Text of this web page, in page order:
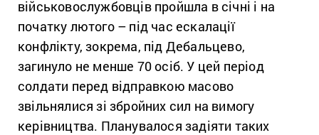
військовослужбовців пройшла в січні і на
початку лютого – під час ескалації
конфлікту, зокрема, під Дебальцево,
загинуло не менше 70 осіб. У цей період
солдати перед відправкою масово
звільнялися зі збройних сил на вимогу
керівництва. Планувалося задіяти таких